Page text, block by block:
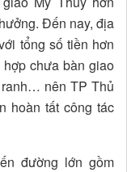
Đến nay, địa
tổng số tiền hơn
chưa bàn giao
ranh… nên TP Thủ
hoàn tất công tác
đường lớn gồm